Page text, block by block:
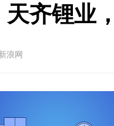
齐锂业
浪网